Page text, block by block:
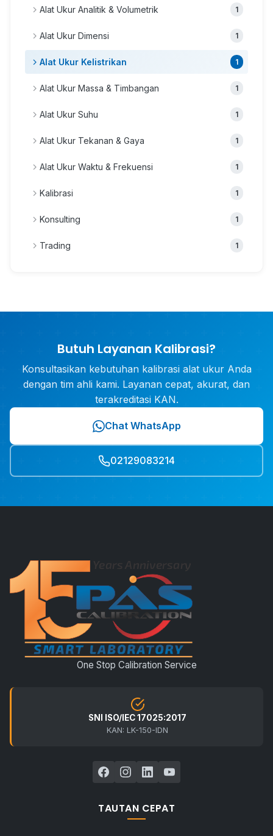
Alat Ukur Analitik & Volumetrik 1
Alat Ukur Dimensi 1
Alat Ukur Kelistrikan 1
Alat Ukur Massa & Timbangan 1
Alat Ukur Suhu 1
Alat Ukur Tekanan & Gaya 1
Alat Ukur Waktu & Frekuensi 1
Kalibrasi 1
Konsulting 1
Trading 1
Butuh Layanan Kalibrasi?
Konsultasikan kebutuhan kalibrasi alat ukur Anda
dengan tim ahli kami. Layanan cepat, akurat, dan
terakreditasi KAN.
Chat WhatsApp
02129083214
One Stop Calibration Service
SNI ISO/IEC 17025:2017
KAN: LK-150-IDN
TAUTAN CEPAT